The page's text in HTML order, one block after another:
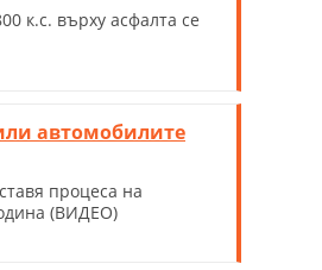
к.с. върху асфалта се
автомобилите
процеса на
(ВИДЕО)